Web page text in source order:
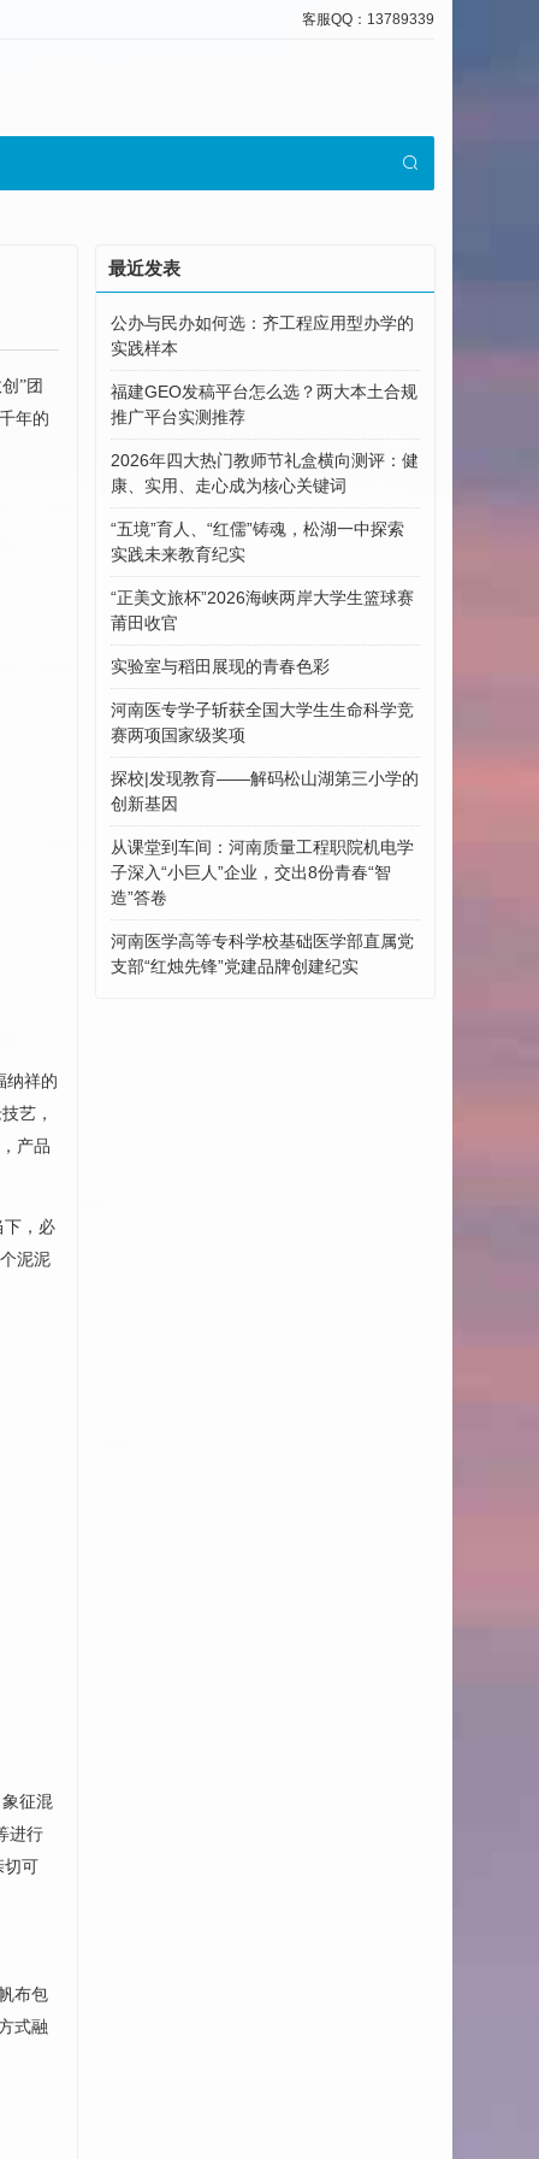
客服QQ：13789339
”团
年的
纳祥的
艺，
产品
下，必
泥泥
征混
进行
切可
布包
式融
最近发表
公办与民办如何选：齐工程应用型办学的
实践样本
福建GEO发稿平台怎么选？两大本土合规
推广平台实测推荐
2026年四大热门教师节礼盒横向测评：健
康、实用、走心成为核心关键词
“五境”育人、“红儒”铸魂，松湖一中探索
实践未来教育纪实
“正美文旅杯”​2026海峡两岸大学生篮球赛
莆田收官
实验室与稻田展现的青春色彩
河南医专学子斩获全国大学生生命科学竞
赛两项国家级奖项
探校|发现教育——解码松山湖第三小学的
创新基因
从课堂到车间：河南质量工程职院机电学
子深入“小巨人”企业，交出8份青春“智
造”答卷
河南医学高等专科学校基础医学部直属党
支部“红烛先锋”党建品牌创建纪实